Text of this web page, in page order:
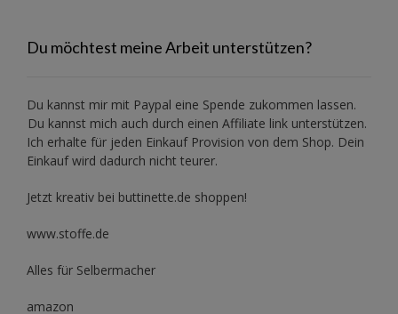
Du möchtest meine Arbeit unterstützen?
Du kannst mir mit Paypal eine Spende zukommen lassen.
Du kannst mich auch durch einen Affiliate link unterstützen.
Ich erhalte für jeden Einkauf Provision von dem Shop. Dein
Einkauf wird dadurch nicht teurer.
Jetzt kreativ bei buttinette.de shoppen!
www.stoffe.de
Alles für Selbermacher
amazon